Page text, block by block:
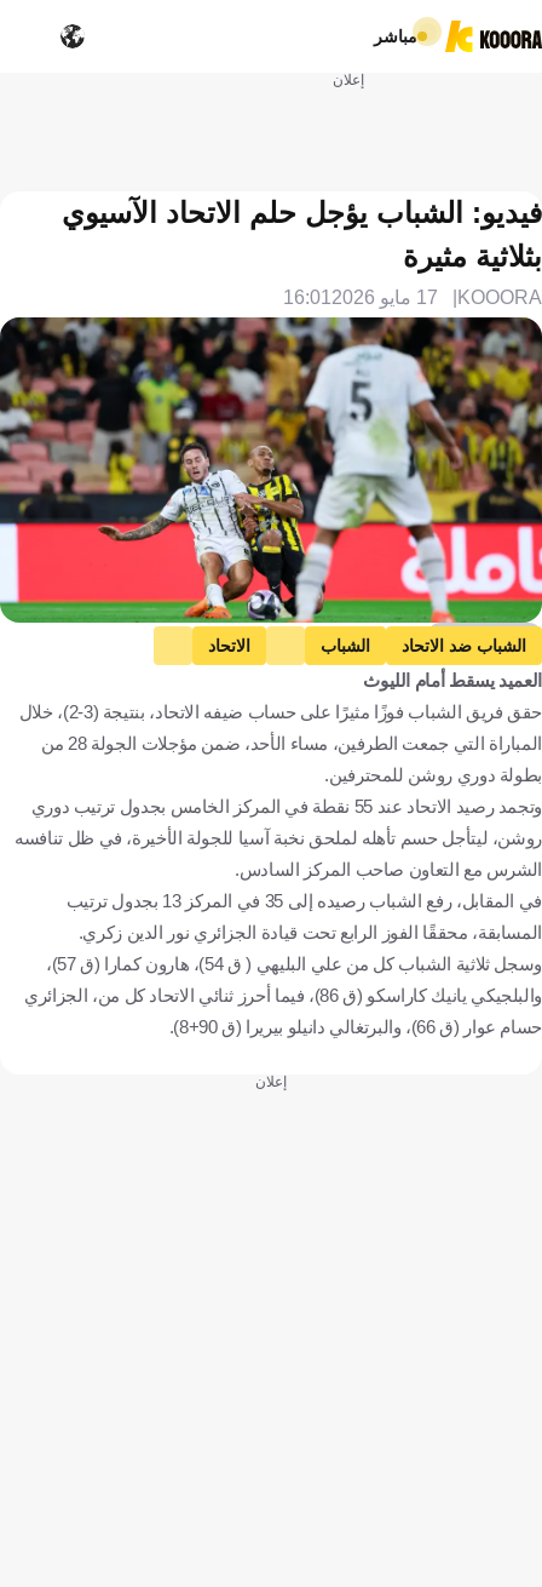
مباشر
إعلان
فيديو: الشباب يؤجل حلم الاتحاد الآسيوي
بثلاثية مثيرة
KOOORA 17 مايو 2026 16:01
Getty Images
الشباب ضد الاتحاد الشباب
الاتحاد
دوري روشن السعودي
العميد يسقط أمام الليوث
حقق فريق الشباب فوزًا مثيرًا على حساب ضيفه الاتحاد، بنتيجة (3-2)، خلال
المباراة التي جمعت الطرفين، مساء الأحد، ضمن مؤجلات الجولة 28 من
بطولة دوري روشن للمحترفين.
وتجمد رصيد الاتحاد عند 55 نقطة في المركز الخامس بجدول ترتيب دوري
روشن، ليتأجل حسم تأهله لملحق نخبة آسيا للجولة الأخيرة، في ظل تنافسه
الشرس مع التعاون صاحب المركز السادس.
في المقابل، رفع الشباب رصيده إلى 35 في المركز 13 بجدول ترتيب
المسابقة، محققًا الفوز الرابع تحت قيادة الجزائري نور الدين زكري.
وسجل ثلاثية الشباب كل من علي البليهي ( ق 54)، هارون كمارا (ق 57)،
والبلجيكي يانيك كاراسكو (ق 86)، فيما أحرز ثنائي الاتحاد كل من، الجزائري
حسام عوار (ق 66)، والبرتغالي دانيلو بيريرا (ق 90+8).
إعلان